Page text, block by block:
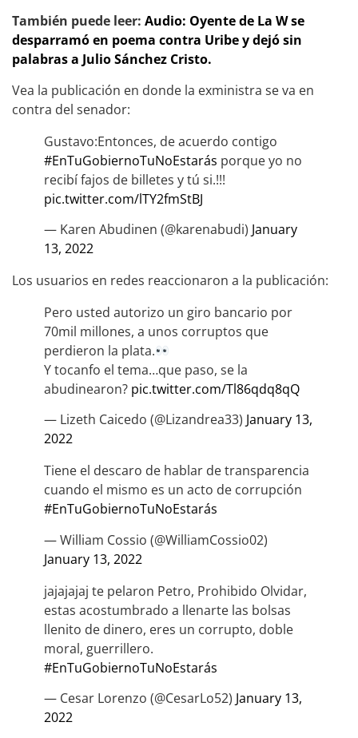
También puede leer: Audio: Oyente de La W se
desparramó en poema contra Uribe y dejó sin
palabras a Julio Sánchez Cristo.
Vea la publicación en donde la exministra se va en
contra del senador:
Gustavo:Entonces, de acuerdo contigo
#EnTuGobiernoTuNoEstarás porque yo no
recibí fajos de billetes y tú si.!!!
pic.twitter.com/lTY2fmStBJ
— Karen Abudinen (@karenabudi) January
13, 2022
Los usuarios en redes reaccionaron a la publicación:
Pero usted autorizo un giro bancario por
70mil millones, a unos corruptos que
perdieron la plata.
Y tocanfo el tema…que paso, se la
abudinearon? pic.twitter.com/Tl86qdq8qQ
— Lizeth Caicedo (@Lizandrea33) January 13,
2022
Tiene el descaro de hablar de transparencia
cuando el mismo es un acto de corrupción
#EnTuGobiernoTuNoEstarás
— William Cossio (@WilliamCossio02)
January 13, 2022
jajajajaj te pelaron Petro, Prohibido Olvidar,
estas acostumbrado a llenarte las bolsas
llenito de dinero, eres un corrupto, doble
moral, guerrillero.
#EnTuGobiernoTuNoEstarás
— Cesar Lorenzo (@CesarLo52) January 13,
2022